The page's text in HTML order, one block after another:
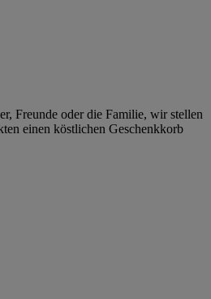
Freunde oder die Familie, wir stellen
einen köstlichen Geschenkkorb